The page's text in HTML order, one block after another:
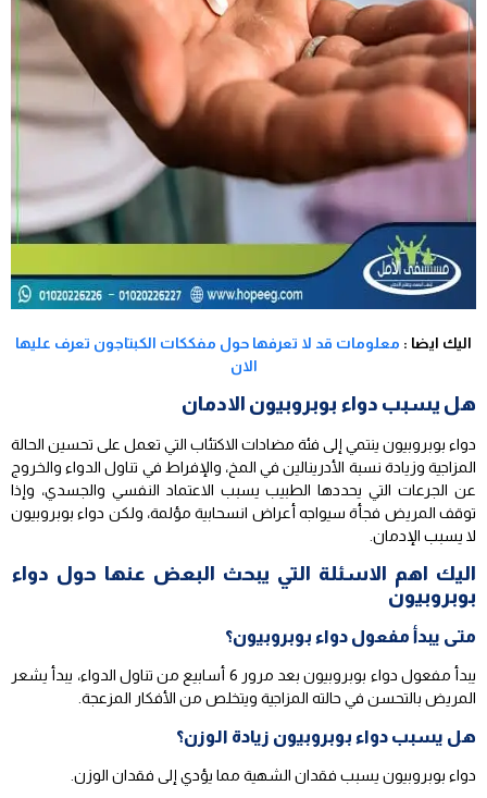
اليك ايضا : معلومات قد لا تعرفها حول مفككات الكبتاجون تعرف عليها
الان
هل يسبب دواء بوبروبيون الادمان
دواء بوبروبيون ينتمي إلى فئة مضادات الاكتئاب التي تعمل على تحسين الحالة
المزاجية وزيادة نسبة الأدرينالين في المخ، والإفراط في تناول الدواء والخروج
عن الجرعات التي يحددها الطبيب يسبب الاعتماد النفسي والجسدي، وإذا
توقف المريض فجأة سيواجه أعراض انسحابية مؤلمة، ولكن دواء بوبروبيون
لا يسبب الإدمان.
اليك اهم الاسئلة التي يبحث البعض عنها حول دواء
بوبروبيون
متى يبدأ مفعول دواء بوبروبيون؟
يبدأ مفعول دواء بوبروبيون بعد مرور 6 أسابيع من تناول الدواء، يبدأ يشعر
المريض بالتحسن في حالته المزاجية ويتخلص من الأفكار المزعجة.
هل يسبب دواء بوبروبيون زيادة الوزن؟
دواء بوبروبيون يسبب فقدان الشهية مما يؤدي إلى فقدان الوزن.